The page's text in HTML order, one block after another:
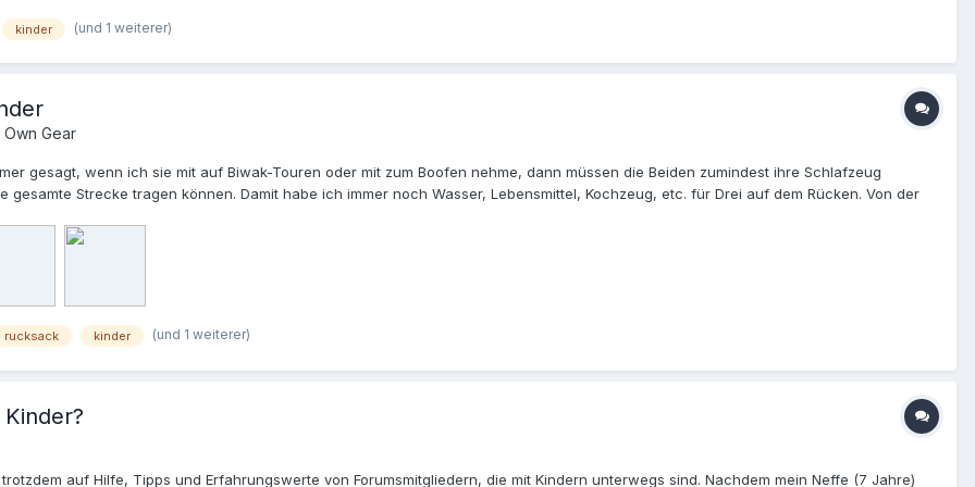
kinder (und 1 weiterer)
Own Gear
gesagt, wenn ich sie mit auf Biwak-Touren oder mit zum Boofen nehme, dann müssen die Beiden zumindest ihre Schlafzeug
Strecke tragen können. Damit habe ich immer noch Wasser, Lebensmittel, Kochzeug, etc. für Drei auf dem Rücken. Von der
von "Reza Covi" gestolpert: http://gear.rezacovi.cz/backpack_mk3/instructions.html Da ich sowieso schon faltbare Isomatten für die
rucksack kinder (und 1 weiterer)
auf Hilfe, Tipps und Erfahrungswerte von Forumsmitgliedern, die mit Kindern unterwegs sind. Nachdem mein Neffe (7 Jahre)